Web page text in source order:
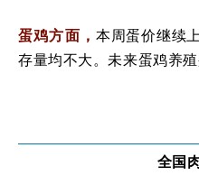
蛋鸡方面， 本周蛋价继续
存量均不大。未来蛋鸡养
全国